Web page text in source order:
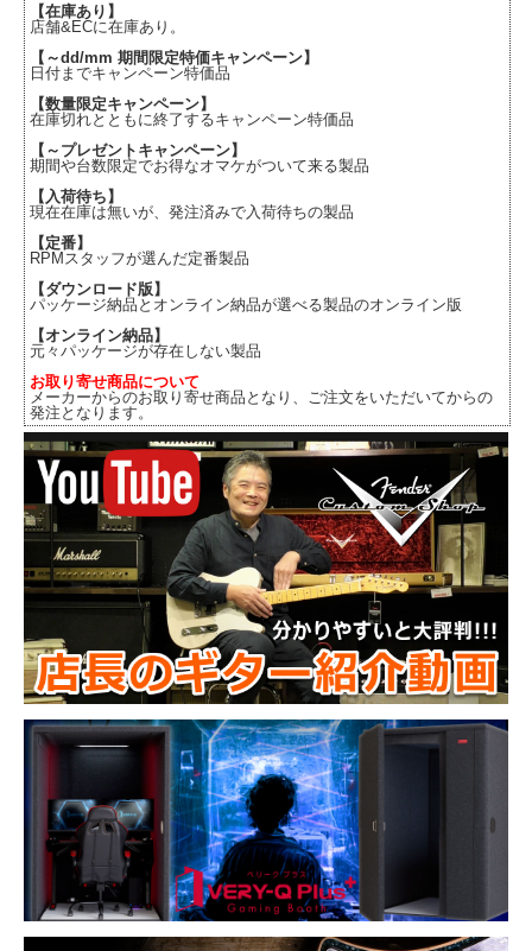
【在庫あり】
店舗&ECに在庫あり。
【～dd/mm 期間限定特価キャンペーン】
日付までキャンペーン特価品
【数量限定キャンペーン】
在庫切れとともに終了するキャンペーン特価品
【～プレゼントキャンペーン】
期間や台数限定でお得なオマケがついて来る製品
【入荷待ち】
現在在庫は無いが、発注済みで入荷待ちの製品
【定番】
RPMスタッフが選んだ定番製品
【ダウンロード版】
パッケージ納品とオンライン納品が選べる製品のオンライン版
【オンライン納品】
元々パッケージが存在しない製品
お取り寄せ商品について
メーカーからのお取り寄せ商品となり、ご注文をいただいてからの
発注となります。